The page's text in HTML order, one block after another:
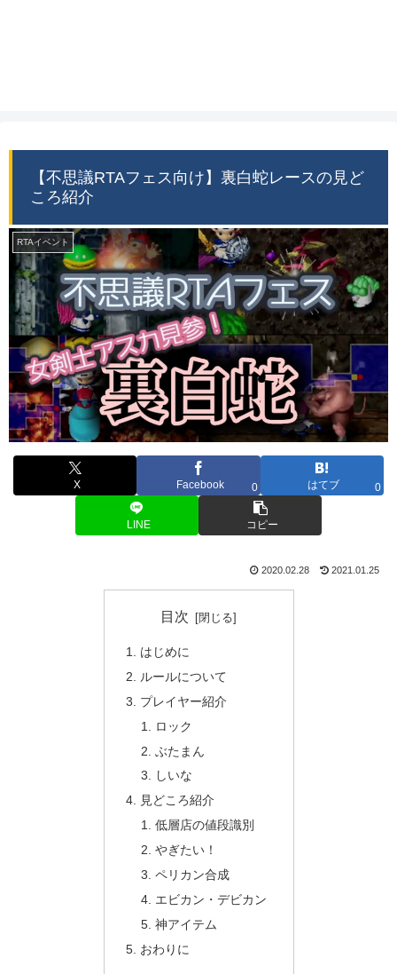
【不思議RTAフェス向け】裏白蛇レースの見ど
ころ紹介
RTAイベント
X Facebook 0 はてブ 0
LINE コピー
2020.02.28 2021.01.25
目次
はじめに
ルールについて
プレイヤー紹介
ロック
ぶたまん
しいな
見どころ紹介
低層店の値段識別
やぎたい！
ペリカン合成
エビカン・デビカン
神アイテム
おわりに